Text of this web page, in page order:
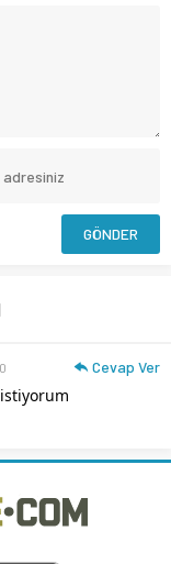
Cevap Ver